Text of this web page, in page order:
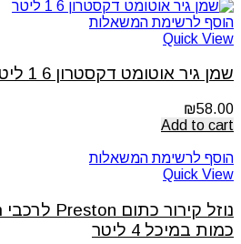
הוסף לרשימת המשאלות
Quick View
שמן גיר אוטומט דקסטרון 6 1 ליטר
₪58.00
Add to cart
הוסף לרשימת המשאלות
Quick View
כמות במיכל 4 ליטר